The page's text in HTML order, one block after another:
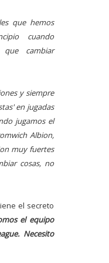
que hemos
cuando
cambiar
y siempre
en jugadas
jugamos el
Albion,
muy fuertes
cosas, no
el secreto
el equipo
Necesito